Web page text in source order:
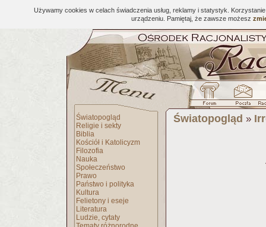
Używamy cookies w celach świadczenia usług, reklamy i statystyk.
urządzeniu. Pamiętaj, że zawsze możesz
Światopogląd
Religie i sekty
Biblia
Kościół i Katolicyzm
Filozofia
Nauka
Społeczeństwo
Prawo
Państwo i polityka
Kultura
Felietony i eseje
Literatura
Ludzie, cytaty
Światopogląd »